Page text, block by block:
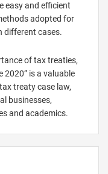
easy and efficient
adopted for
different cases.
of tax treaties,
2020” is a valuable
treaty case law,
businesses,
and academics.